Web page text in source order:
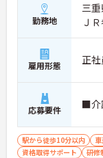
勤務地
三
Ｊ
雇用形態 正
応募要件 ■介
駅から徒歩10分以内
資格取得サポート
研修